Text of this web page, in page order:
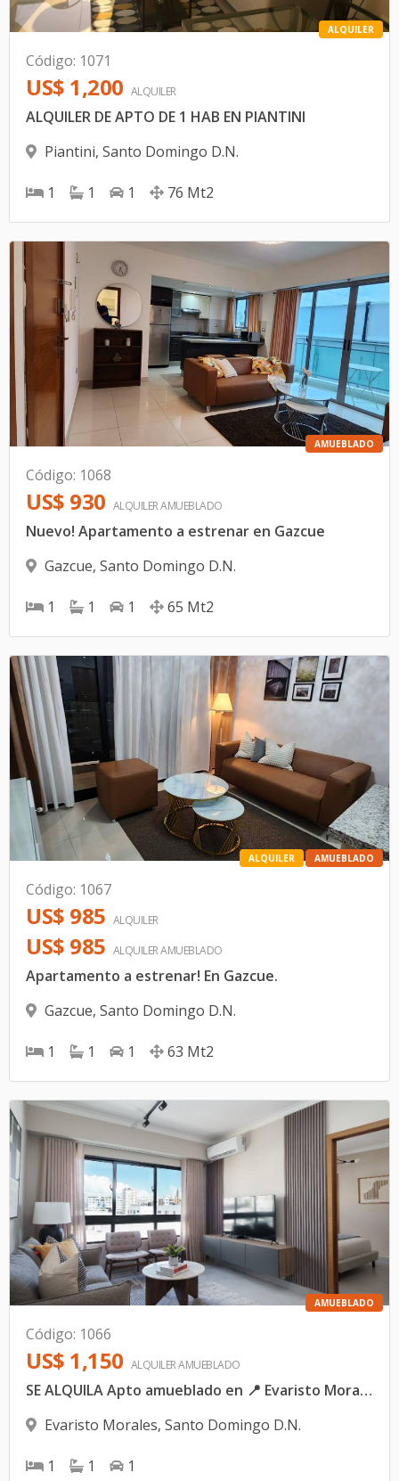
ALQUILER
Código: 1071
US$ 1,200 ALQUILER
ALQUILER DE APTO DE 1 HAB EN PIANTINI
Piantini, Santo Domingo D.N.
1 1 1 76 Mt2
AMUEBLADO
Código: 1068
US$ 930 ALQUILERAMUEBLADO
Nuevo! Apartamento a estrenar en Gazcue
Gazcue, Santo Domingo D.N.
1 1 1 65 Mt2
ALQUILER AMUEBLADO
Código: 1067
US$ 985 ALQUILER
US$ 985 ALQUILERAMUEBLADO
Apartamento a estrenar! En Gazcue.
Gazcue, Santo Domingo D.N.
1 1 1 63 Mt2
AMUEBLADO
Código: 1066
US$ 1,150 ALQUILERAMUEBLADO
SE ALQUILA Apto amueblado en 📍 Evaristo Morales
Evaristo Morales, Santo Domingo D.N.
1 1 1